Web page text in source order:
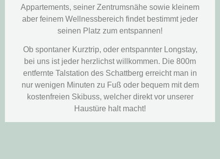
Appartements, seiner Zentrumsnähe sowie kleinem
aber feinem Wellnessbereich findet bestimmt jeder
seinen Platz zum entspannen!
Ob spontaner Kurztrip, oder entspannter Longstay,
bei uns ist jeder herzlichst willkommen. Die 800m
entfernte Talstation des Schattberg erreicht man in
nur wenigen Minuten zu Fuß oder bequem mit dem
kostenfreien Skibuss, welcher direkt vor unserer
Haustüre halt macht!